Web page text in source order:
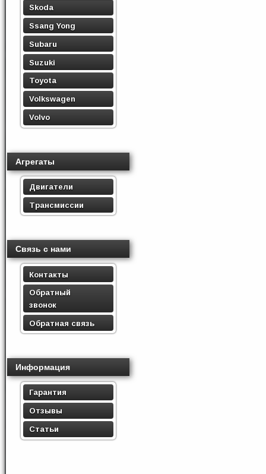
Skoda
Ssang Yong
Subaru
Suzuki
Toyota
Volkswagen
Volvo
Агрегаты
Двигатели
Трансмиссии
Связь с нами
Контакты
Обратный
звонок
Обратная связь
Информация
Гарантия
Отзывы
Статьи